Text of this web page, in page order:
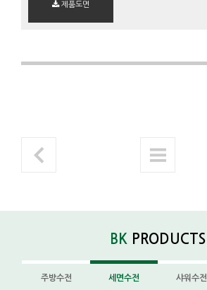
제품도면
BK PRODUCTS
주방수전 세면수전 샤워수전